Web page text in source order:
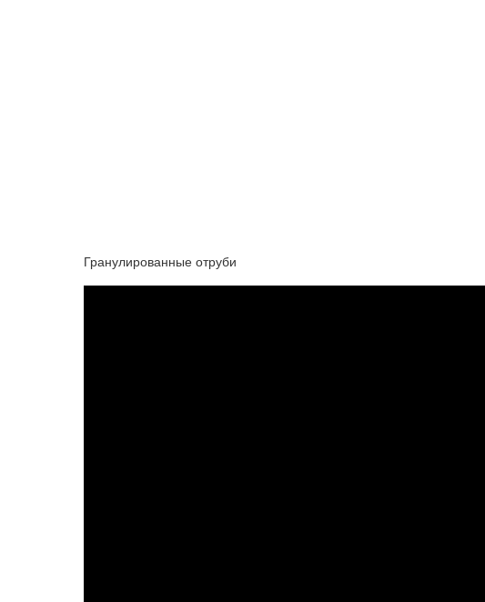
Гранулированные отруби